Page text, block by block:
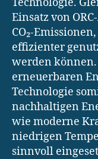
Einsatz von
CO₂-
effizienter
werden
erneuerbaren
Technologie
nachhaltigen
wie moderne
niedrigen
sinnvoll